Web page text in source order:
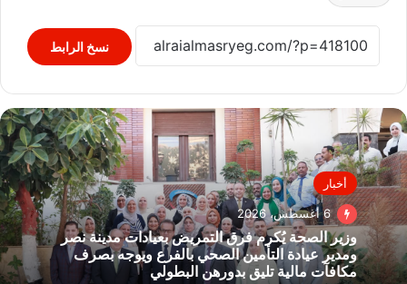
نسخ الرابط
أخبار
6 أغسطس، 2026
وزير الصحة يُكرم فرق التمريض بعيادات مدينة نصر
ومدير عيادة التأمين الصحي بالفرع ويوجه بصرف
مكافآت مالية تليق بدورهن البطولي